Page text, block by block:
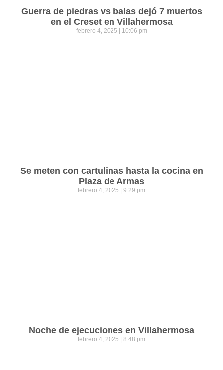
Guerra de piedras vs balas dejó 7 muertos
en el Creset en Villahermosa
febrero 4, 2025 10:06 pm
Se meten con cartulinas hasta la cocina en
Plaza de Armas
febrero 4, 2025 9:29 pm
Noche de ejecuciones en Villahermosa
febrero 4, 2025 8:48 pm